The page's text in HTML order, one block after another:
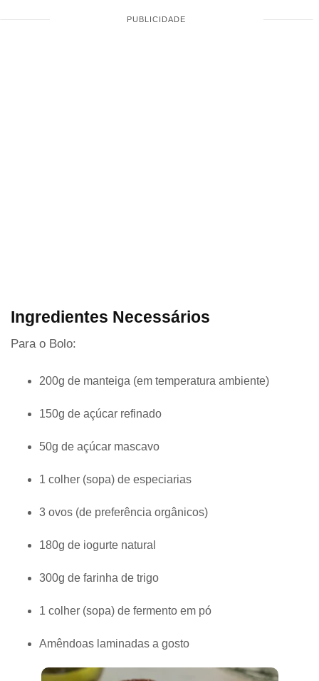
Ingredientes Necessários
Para o Bolo:
200g de manteiga (em temperatura ambiente)
150g de açúcar refinado
50g de açúcar mascavo
1 colher (sopa) de especiarias
3 ovos (de preferência orgânicos)
180g de iogurte natural
300g de farinha de trigo
1 colher (sopa) de fermento em pó
Amêndoas laminadas a gosto